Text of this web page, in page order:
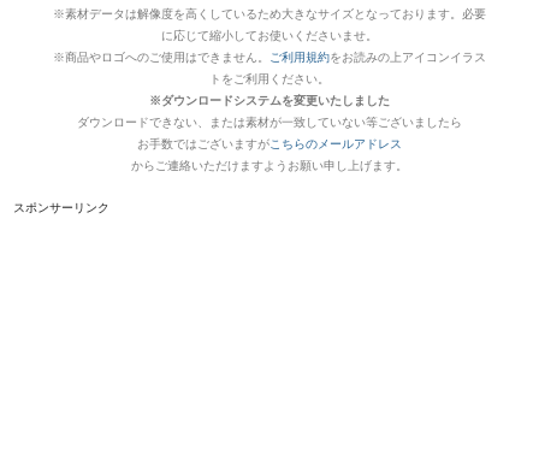
※素材データは解像度を高くしているため大きなサイズとなっております。必要
に応じて縮小してお使いくださいませ。
※商品やロゴへのご使用はできません。
ご利用規約をお読みの上アイコンイラス
トをご利用ください。
※ダウンロードシステムを変更いたしました
ダウンロードできない、または素材が一致していない等ございましたら
お手数ではございますがこちらのメールアドレス
からご連絡いただけますようお願い申し上げます。
スポンサーリンク